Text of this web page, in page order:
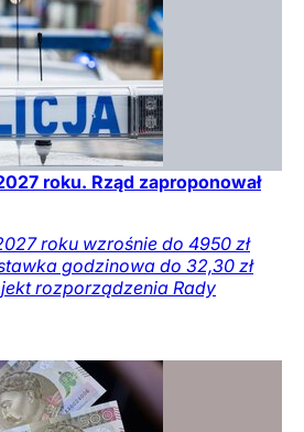
roku. Rząd zaproponował
roku wzrośnie do 4950 zł
godzinowa do 32,30 zł
rozporządzenia Rady